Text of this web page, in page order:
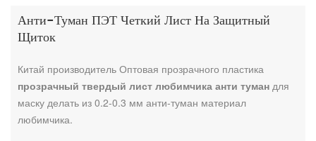
Анти-Туман ПЭТ Четкий Лист На Защитный
Щиток
Китай производитель Оптовая прозрачного пластика
прозрачный твердый лист любимчика анти туман для
маску делать из 0.2-0.3 мм анти-туман материал
любимчика.